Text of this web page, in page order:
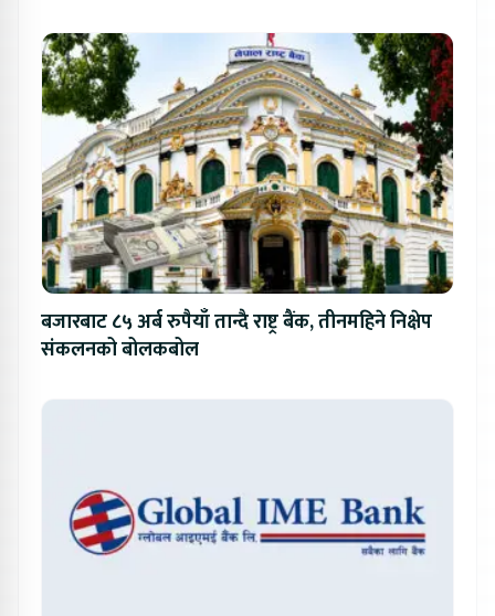
बजारबाट ८५ अर्ब रुपैयाँ तान्दै राष्ट्र बैंक, तीनमहिने निक्षेप
संकलनको बोलकबोल